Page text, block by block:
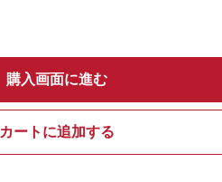
購入画面に進む
カートに追加する